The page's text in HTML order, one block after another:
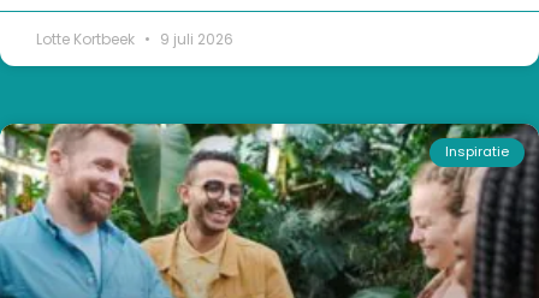
Lotte Kortbeek 9 juli 2026
Inspiratie